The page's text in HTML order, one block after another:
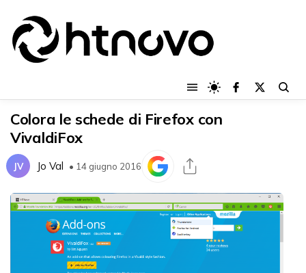
Colora le schede di Firefox con
VivaldiFox
JV Jo Val • 14 giugno 2016